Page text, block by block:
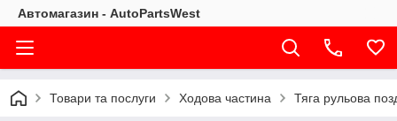
Автомагазин - AutoPartsWest
Товари та послуги Ходова частина Тяга рульова